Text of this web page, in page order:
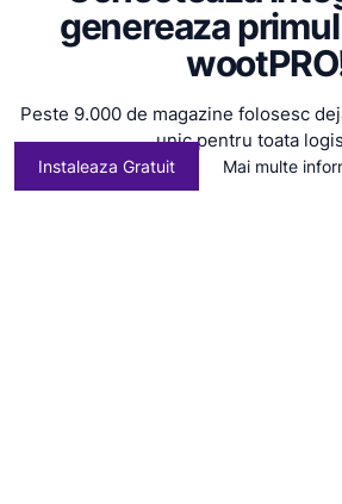
genereaza
Peste 9.000 de magazine folosesc
unic pentru toata
Instaleaza Gratuit Mai multe